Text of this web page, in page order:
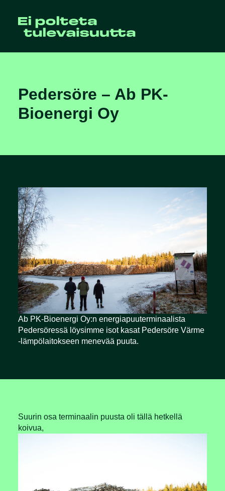
Pedersöre – Ab PK-
Bioenergi Oy
Ab PK-Bioenergi Oy:n energiapuuterminaalista
Pedersöressä löysimme isot kasat Pedersöre Värme
-lämpölaitokseen menevää puuta.
Suurin osa terminaalin puusta oli tällä hetkellä
koivua,